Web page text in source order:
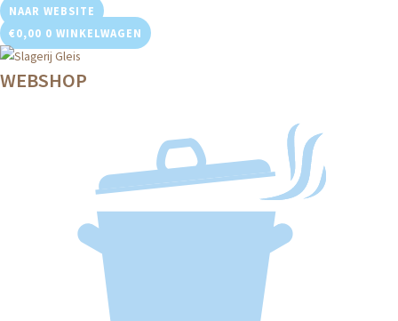
Ga
naar
de
inhoud
NAAR WEBSITE
€0,00 0 WINKELWAGEN
WEBSHOP